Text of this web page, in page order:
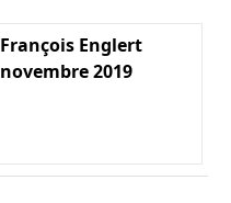
François Englert
novembre 2019